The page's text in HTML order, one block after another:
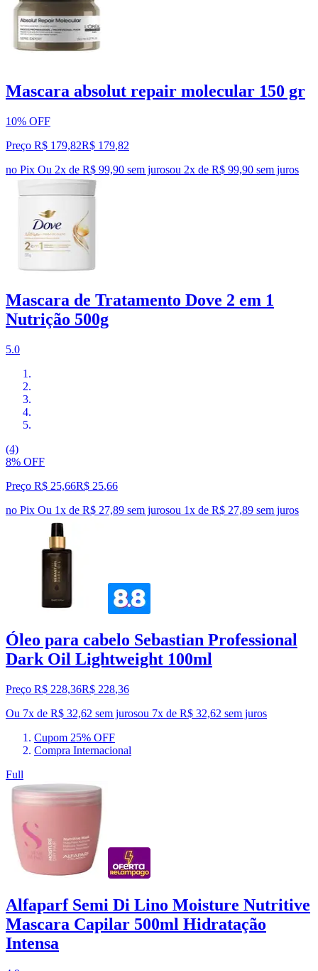
Mascara absolut repair molecular 150 gr
10% OFF
Preço R$ 179,82R$ 179,82
no Pix Ou 2x de R$ 99,90 sem jurosou 2x de R$ 99,90 sem juros
Mascara de Tratamento Dove 2 em 1
Nutrição 500g
5.0
(4)
8% OFF
Preço R$ 25,66R$ 25,66
no Pix Ou 1x de R$ 27,89 sem jurosou 1x de R$ 27,89 sem juros
Óleo para cabelo Sebastian Professional
Dark Oil Lightweight 100ml
Preço R$ 228,36R$ 228,36
Ou 7x de R$ 32,62 sem jurosou 7x de R$ 32,62 sem juros
Cupom 25% OFF
Compra Internacional
Full
Alfaparf Semi Di Lino Moisture Nutritive
Mascara Capilar 500ml Hidratação
Intensa